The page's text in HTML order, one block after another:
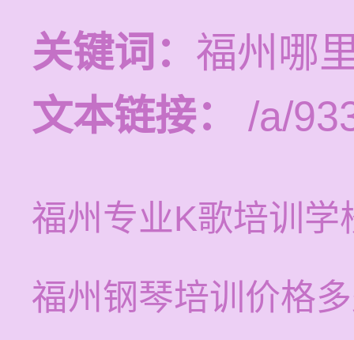
关键词： 福州哪
文本链接：
/a/
福州专业K歌培训学
福州钢琴培训价格